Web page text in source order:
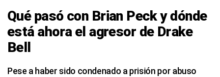
Qué pasó con Brian Peck y dónde
está ahora el agresor de Drake
Bell
Pese a haber sido condenado a prisión por abuso